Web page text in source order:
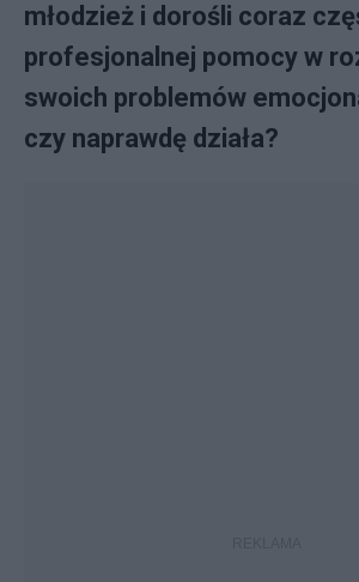
młodzież i dorośli coraz
profesjonalnej pomocy w
swoich problemów
czy naprawdę działa?